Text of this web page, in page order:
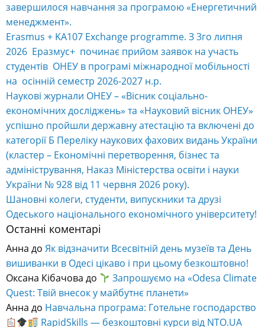
завершилося навчання за програмою «Енергетичний
менеджмент».
Erasmus + KA107 Exchange programme. З 3го липня
2026 Еразмус+ починає прийом заявок на участь
студентів ОНЕУ в програмі міжнародної мобільності
на осінній семестр 2026-2027 н.р.
Наукові журнали ОНЕУ – «Вісник соціально-
економічних досліджень» та «Науковий вісник ОНЕУ»
успішно пройшли державну атестацію та включені до
категорії Б Переліку наукових фахових видань України
(кластер – Економічні перетворення, бізнес та
адміністрування, Наказ Міністерства освіти і науки
України № 928 від 11 червня 2026 року).
Шановні колеги, студенти, випускники та друзі
Одеського національного економічного університету!
Останні коментарі
Анна до Як відзначити Всесвітній день музеїв та День
вишиванки в Одесі цікаво і при цьому безкоштовно!
Оксана Кібачова до
Запрошуємо на «Odesa Climate
Quest: Твій внесок у майбутнє планети»
Анна до Навчальна програма: Готельне господарство
RapidSkills — безкоштовні курси від NTO.UA